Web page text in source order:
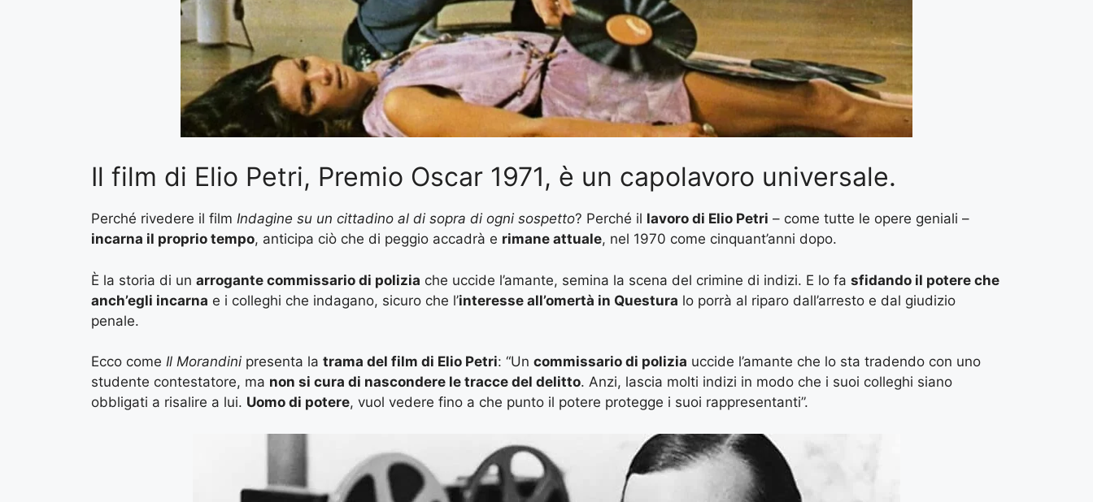
Il film di Elio Petri, Premio Oscar 1971, è un capolavoro universale.
Perché rivedere il film Indagine su un cittadino al di sopra di ogni sospetto? Perché il lavoro di Elio Petri – come tutte le opere geniali –
incarna il proprio tempo, anticipa ciò che di peggio accadrà e rimane attuale, nel 1970 come cinquant’anni dopo.
È la storia di un arrogante commissario di polizia che uccide l’amante, semina la scena del crimine di indizi. E lo fa sfidando il potere che
anch’egli incarna e i colleghi che indagano, sicuro che l’interesse all’omertà in Questura lo porrà al riparo dall’arresto e dal giudizio
penale.
Ecco come Il Morandini presenta la trama del film di Elio Petri: “Un commissario di polizia uccide l’amante che lo sta tradendo con uno
studente contestatore, ma non si cura di nascondere le tracce del delitto. Anzi, lascia molti indizi in modo che i suoi colleghi siano
obbligati a risalire a lui. Uomo di potere, vuol vedere fino a che punto il potere protegge i suoi rappresentanti”.